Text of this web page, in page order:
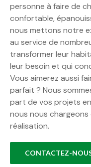
personne à faire de
confortable,
nous mettons notre
au service de
transformer leur
leur besoin et qui
Vous aimerez aussi
parfait ? Nous
part de vos projets
nous nous
réalisation.
CONTACTEZ-